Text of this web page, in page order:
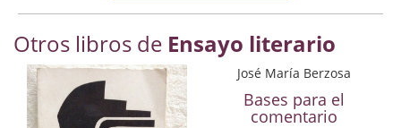
DVD
Economía
Otros libros de Ensayo literario
José María Berzosa
Bases para el
comentario